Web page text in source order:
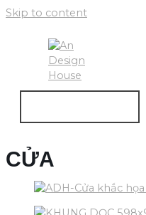
Skip to content
CỬA